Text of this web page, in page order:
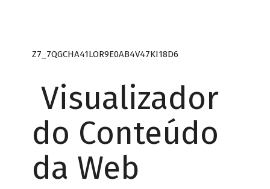
Z7_7QGCHA41LOR9E0AB4V47KI18D6
Visualizador
do Conteúdo
da Web